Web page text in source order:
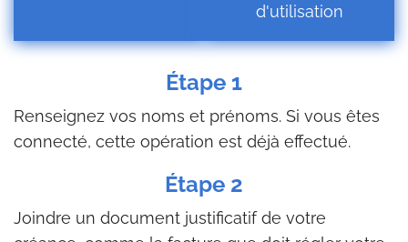
d'utilisation
Étape 1
Renseignez vos noms et prénoms. Si vous êtes
connecté, cette opération est déjà effectué.
Étape 2
Joindre un document justificatif de votre